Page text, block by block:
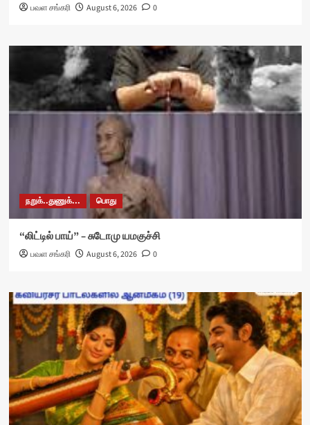
பவள சங்கரி August 6, 2026 0
நறுக்..துணுக்... பொது
“லிட்டில் பாய்” – சுடோமு யமகுச்சி
பவள சங்கரி August 6, 2026 0